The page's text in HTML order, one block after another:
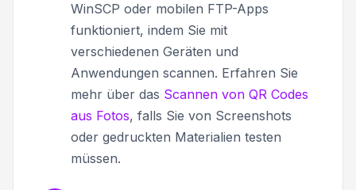
WinSCP oder mobilen FTP-Apps
funktioniert, indem Sie mit
verschiedenen Geräten und
Anwendungen scannen. Erfahren Sie
mehr über das Scannen von QR Codes
aus Fotos, falls Sie von Screenshots
oder gedruckten Materialien testen
müssen.